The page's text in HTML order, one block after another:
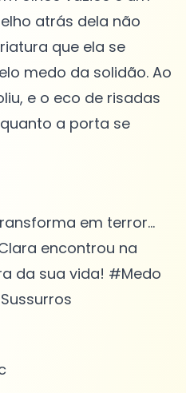
atrás dela não
que ela se
medo da solidão. Ao
e o eco de risadas
a porta se
em terror...
encontrou na
da sua vida! #Medo